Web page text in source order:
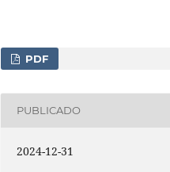
PDF
PUBLICADO
2024-12-31